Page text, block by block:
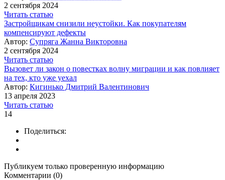
2 сентября 2024
Читать статью
Застройщикам снизили неустойки. Как покупателям
компенсируют дефекты
Автор: Супряга Жанна Викторовна
2 сентября 2024
Читать статью
Вызовет ли закон о повестках волну миграции и как повлияет
на тех, кто уже уехал
Автор: Кигинько Дмитрий Валентинович
13 апреля 2023
Читать статью
14
Поделиться:
Публикуем только проверенную информацию
Комментарии (0)